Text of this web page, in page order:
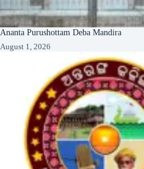
Ananta Purushottam Deba Mandira
August 1, 2026